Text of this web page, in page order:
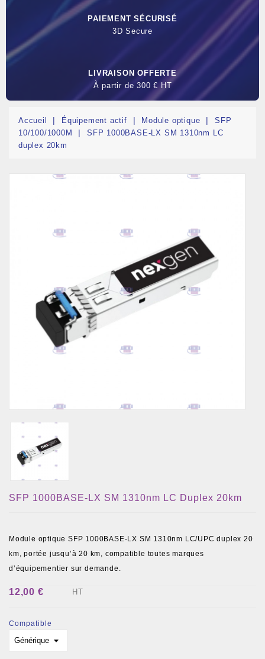
PAIEMENT SÉCURISÉ
3D Secure
LIVRAISON OFFERTE
À partir de 300 € HT
Accueil Équipement actif Module optique
SFP
10/100/1000M
SFP 1000BASE-LX SM 1310nm LC
duplex 20km
SFP 1000BASE-LX SM 1310nm LC Duplex 20km
Module optique SFP 1000BASE-LX SM 1310nm LC/UPC duplex 20
km, portée jusqu’à 20 km, compatible toutes marques
d’équipementier sur demande.
12,00 € HT
Compatible